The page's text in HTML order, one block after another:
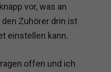
vor, was an
Zuhörer drin ist
einstellen kann.
offen und ich